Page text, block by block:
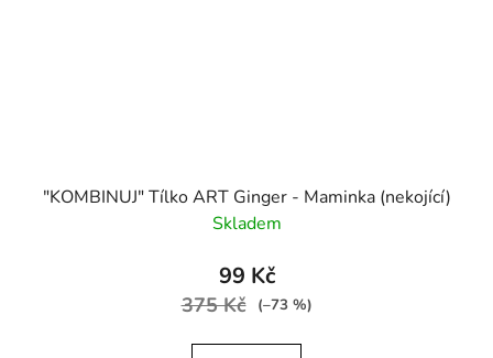
"KOMBINUJ" Tílko ART Ginger - Maminka (nekojící)
Skladem
99 Kč
375 Kč (–73 %)